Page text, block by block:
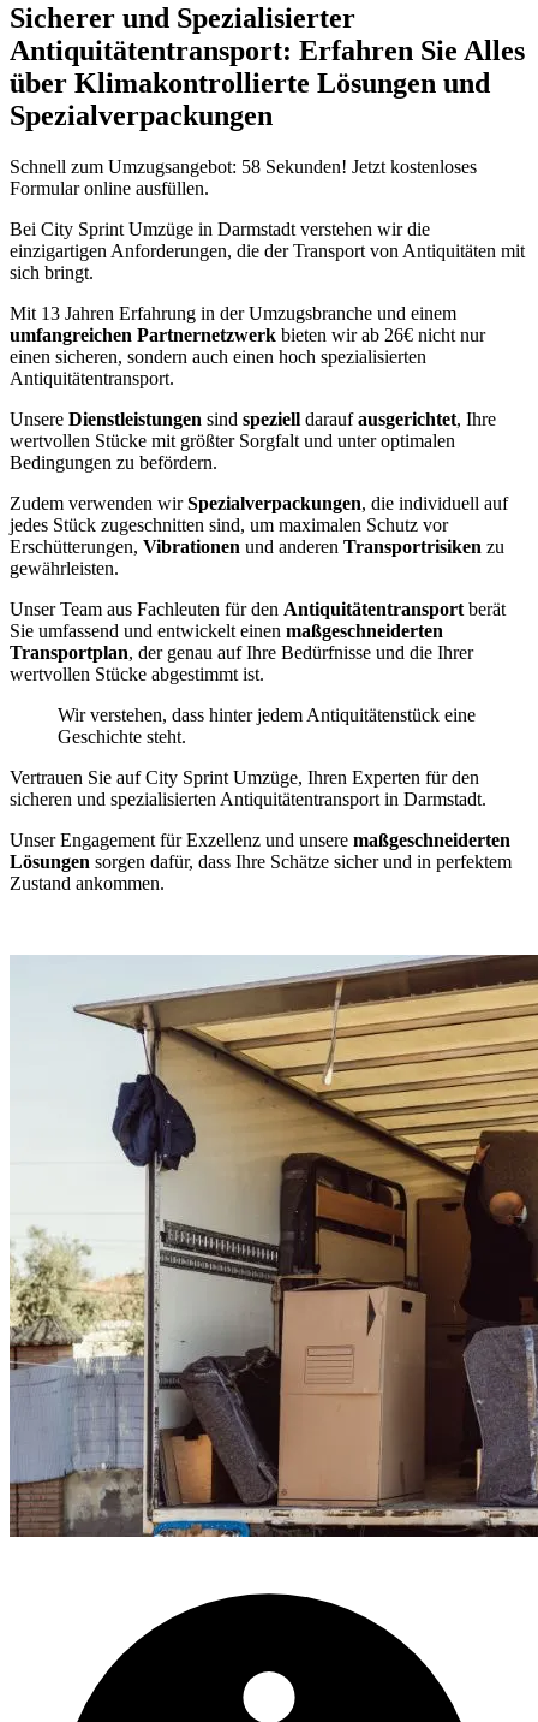
Sicherer und Spezialisierter
Antiquitätentransport: Erfahren Sie Alles
über Klimakontrollierte Lösungen und
Spezialverpackungen
Schnell zum Umzugsangebot: 58 Sekunden! Jetzt kostenloses
Formular online ausfüllen.
Bei City Sprint Umzüge in Darmstadt verstehen wir die
einzigartigen Anforderungen, die der Transport von Antiquitäten mit
sich bringt.
Mit 13 Jahren Erfahrung in der Umzugsbranche und einem
umfangreichen Partnernetzwerk bieten wir ab 26€ nicht nur
einen sicheren, sondern auch einen hoch spezialisierten
Antiquitätentransport.
Unsere Dienstleistungen sind speziell daraufausgerichtet, Ihre
wertvollen Stücke mit größter Sorgfalt und unter optimalen
Bedingungen zu befördern.
Zudem verwenden wirSpezialverpackungen, die individuell auf
jedes Stück zugeschnitten sind, um maximalen Schutz vor
Erschütterungen, Vibrationen und anderen Transportrisiken zu
gewährleisten.
Unser Team aus Fachleuten für den Antiquitätentransport berät
Sie umfassend und entwickelt einen maßgeschneiderten
Transportplan, der genau auf Ihre Bedürfnisse und die Ihrer
wertvollen Stücke abgestimmt ist.
Wir verstehen, dass hinter jedem Antiquitätenstück eine
Geschichte steht.
Vertrauen Sie auf City Sprint Umzüge, Ihren Experten für den
sicheren und spezialisierten Antiquitätentransport in Darmstadt.
Unser Engagement für Exzellenz und unsere maßgeschneiderten
Lösungen sorgen dafür, dass Ihre Schätze sicher und in perfektem
Zustand ankommen.